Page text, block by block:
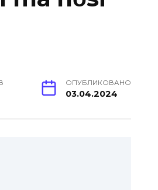
ОПУБЛИКОВАНО
03.04.2024